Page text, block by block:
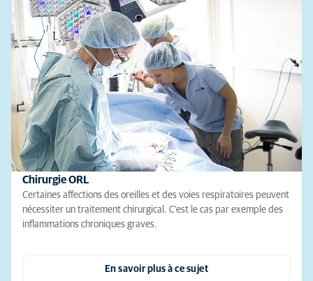
Chirurgie ORL
Certaines affections des oreilles et des voies respiratoires peuvent
nécessiter un traitement chirurgical. C'est le cas par exemple des
inflammations chroniques graves.
En savoir plus à ce sujet